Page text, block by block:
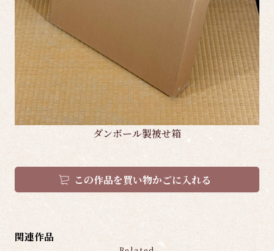
ダンボール製被せ箱
この作品を買い物かごに入れる
関連作品